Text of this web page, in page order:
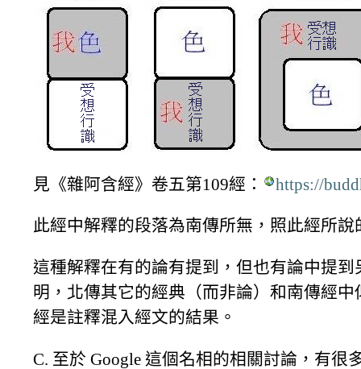
見《雜阿含經》卷五第109經： https://
此經中解釋的段落為南傳所無，照此經所
這種解釋在有的論有提到，但也有論中提
明，北傳其它的經典（而非論）和南傳經
經是註釋混入經文的結果。
C. 至於 Google 這個名相的相關討論，有